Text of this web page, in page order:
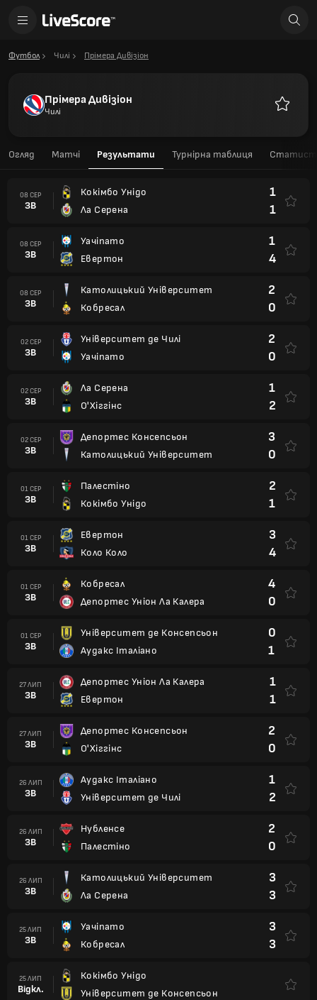
Футбол Чилі Прімера Дивізіон
Прімера Дивізіон
Чилі
Огляд Матчі Результати Турнірна таблиця
08 СЕР
ЗВ
Кокімбо Унідо
Ла Серена
1
1
08 СЕР
ЗВ
Уачіпато
Евертон
1
4
08 СЕР
ЗВ
Католицький Університет
Кобресал
2
0
02 СЕР
ЗВ
Університет де Чилі
Уачіпато
2
0
02 СЕР
ЗВ
Ла Серена
О'Хіггінс
1
2
02 СЕР
ЗВ
Депортес Консепсьон
Католицький Університет
3
0
01 СЕР
ЗВ
Палестіно
Кокімбо Унідо
2
1
01 СЕР
ЗВ
Евертон
Коло Коло
3
4
01 СЕР
ЗВ
Кобресал
Депортес Уніон Ла Калера
4
0
01 СЕР
ЗВ
Університет де Консепсьон
Аудакс Італіано
0
1
27 ЛИП
ЗВ
Депортес Уніон Ла Калера
Евертон
1
1
27 ЛИП
ЗВ
Депортес Консепсьон
О'Хіггінс
2
0
26 ЛИП
ЗВ
Аудакс Італіано
Університет де Чилі
1
2
26 ЛИП
ЗВ
Нубленсе
Палестіно
2
0
26 ЛИП
ЗВ
Католицький Університет
Ла Серена
3
3
25 ЛИП
ЗВ
Уачіпато
Кобресал
3
3
25 ЛИП
Відкл.
Кокімбо Унідо
Університет де Консепсьон